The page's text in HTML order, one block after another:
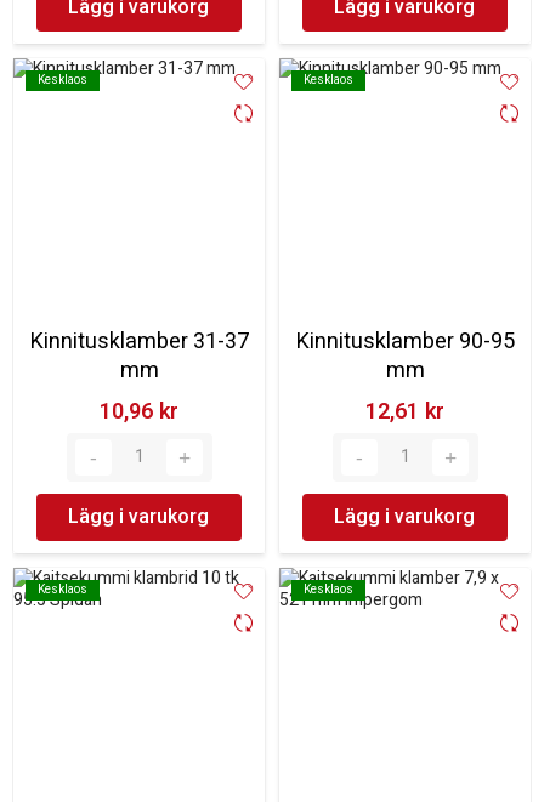
Lägg i varukorg Lägg i varukorg
Kesklaos
Kesklaos
Kinnitusklamber 31-37
mm
10,96 kr‎
Lägg i varukorg
Kesklaos
Kesklaos
Kinnitusklamber 90-95
mm
12,61 kr‎
Lägg i varukorg
Kesklaos
Kesklaos Kesklaos
Kesklaos